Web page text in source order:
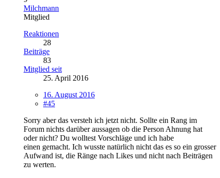
Milchmann
Mitglied
Reaktionen
28
Beiträge
83
Mitglied seit
25. April 2016
16. August 2016
#45
Sorry aber das versteh ich jetzt nicht. Sollte ein Rang im
Forum nichts darüber aussagen ob die Person Ahnung hat
oder nicht? Du wolltest Vorschläge und ich habe
einen gemacht. Ich wusste natürlich nicht das es so ein grosser
Aufwand ist, die Ränge nach Likes und nicht nach Beiträgen
zu werten.